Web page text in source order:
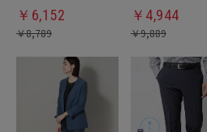
￥ 6,152
￥8,789
￥ 4,944
￥9,889